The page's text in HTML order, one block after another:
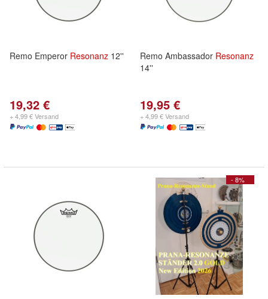
Remo Emperor Resonanz 12''
19,32 €
+ 4,99 € Versand
Remo Ambassador Resonanz
14''
19,95 €
+ 4,99 € Versand
- 8%